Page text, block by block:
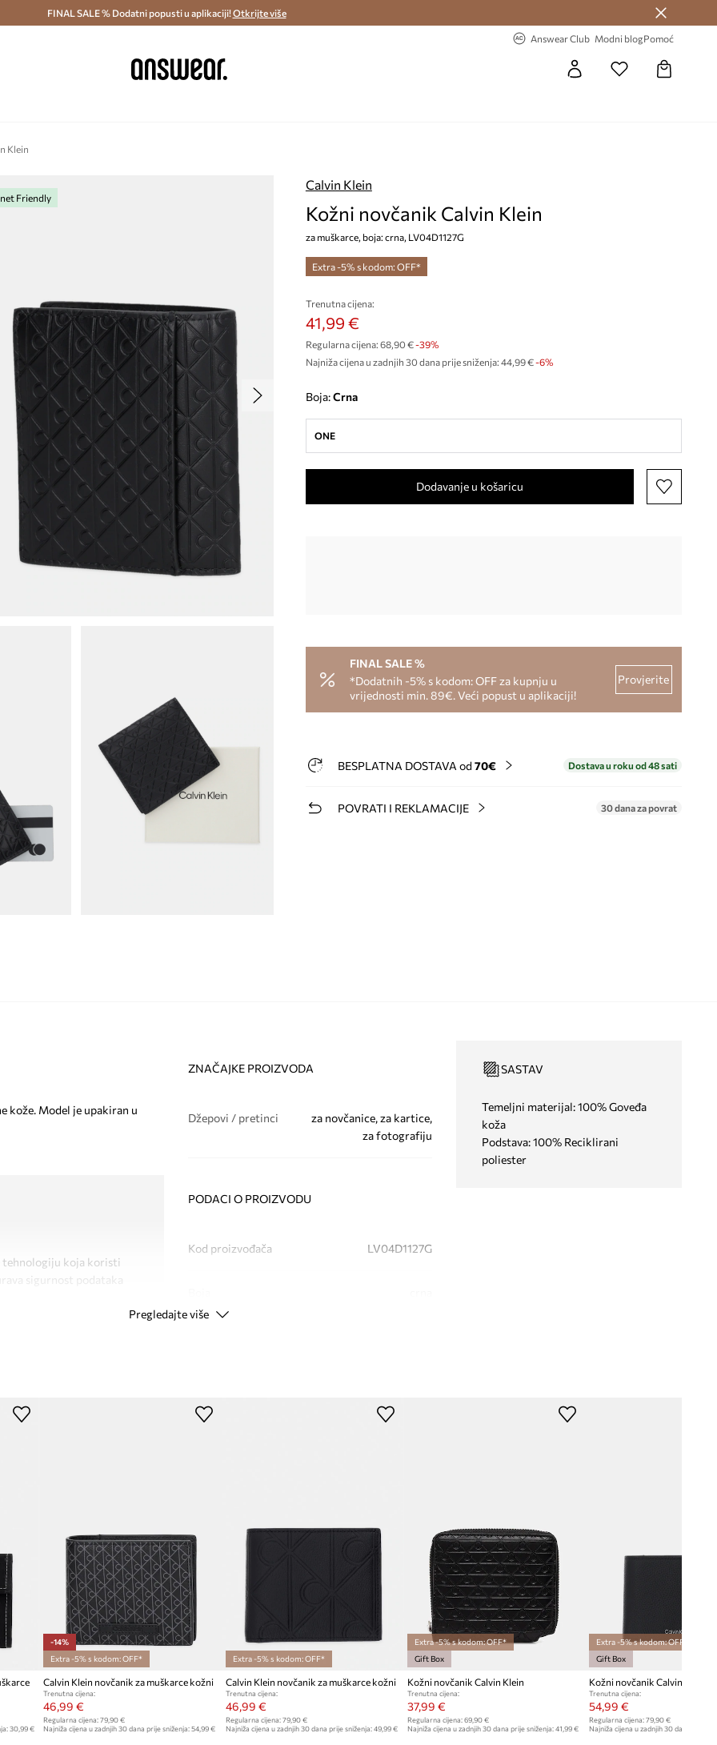
i povrat (od 70€) > Dostava u roku 48 sati >
FINAL SALE % Dodatni popusti u aplikaciji!Otkrijte više
Answear Club Modni blogPomoć
Klein
Friendly
Calvin Klein
Kožni novčanik Calvin Klein
za muškarce, boja: crna, LV04D1127G
Extra -5% s kodom: OFF*
Trenutna cijena:
41,99 €
Regularna cijena: 68,90 €-39%
Najniža cijena u zadnjih 30 dana prije sniženja: 44,99 € -6%
Boja: crna
ONE
Dodavanje u košaricu
FINAL SALE %
*Dodatnih -5% s kodom: OFF za kupnju u
vrijednosti min. 89€. Veći popust u aplikaciji!
Provjerite
BESPLATNA DOSTAVA od 70€ Dostava u roku od 48 sati
POVRATI I REKLAMACIJE 30 dana za povrat
kože. Model je upakiran u
tehnologiju koja koristi
sigurnost podataka
ZNAČAJKE PROIZVODA
Džepovi / pretinci
za novčanice, za kartice,
za fotografiju
PODACI O PROIZVODU
Kod proizvođača LV04D1127G
ID Proizvoda
SASTAV
Temeljni materijal: 100% Goveđa
koža
Podstava: 100% Reciklirani
poliester
Pregledajte više
30,99 €
-14%
Extra -5% s kodom: OFF*
Calvin Klein novčanik za muškarce kožni
Trenutna cijena:
46,99 €
Regularna cijena: 79,90 €
Najniža cijena u zadnjih 30 dana prije sniženja: 54,99 €
Extra -5% s kodom: OFF*
Calvin Klein novčanik za muškarce kožni
Trenutna cijena:
46,99 €
Regularna cijena: 79,90 €
Najniža cijena u zadnjih 30 dana prije sniženja: 49,99 €
Extra -5% s kodom: OFF*
Gift Box
Kožni novčanik Calvin Klein
Trenutna cijena:
37,99 €
Regularna cijena:69,90 €
Najniža cijena u zadnjih 30 dana prije sniženja:41,99 €
Extra -5% s kodom: OFF*
Gift Box
Kožni novčanik Calvin Klein
Trenutna cijena:
54,99 €
Regularna cijena: 79,90 €
Najniža cijena u zadnjih 30 dana prije